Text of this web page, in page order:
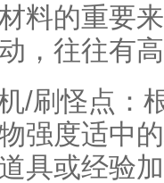
料的重要
，往往有
/刷怪点：
强度适中
具或经验